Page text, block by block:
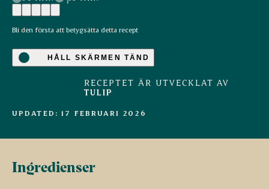
Bli den första att betygsätta detta recept
HÅLL SKÄRMEN TÄND
RECEPTET ÄR UTVECKLAT AV
TULIP
UPDATED: 17 FEBRUARI 2026
Ingredienser